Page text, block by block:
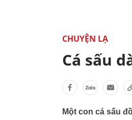
CHUYỆN LẠ
Cá sấu
Một con cá sấu